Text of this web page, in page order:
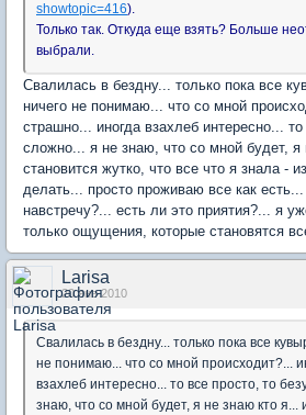
showtopic=416).
Только так. Откуда еще взять? Больше
выбрали.
Свалилась в бездну... только пока все
ничего не понимаю... что со мной
страшно... иногда взахлеб интересно...
сложно... я не знаю, что со мной будет, я
становится жутко, что все что я знала -
делать... просто проживаю все как
навстречу?... есть ли это приятия?... я
только ощущения, которые становятся
Larisa
20 янв 2010
Свалилась в бездну... только пока все
не понимаю... что со мной происходит?...
взахлеб интересно... то все просто, то
знаю, что со мной будет, я не знаю кто я...